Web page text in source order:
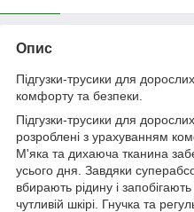
Опис
Підгузки-трусики для дорослих
комфорту та безпеки.
Підгузки-трусики для дорослих
розроблені з урахуванням
М'яка та дихаюча тканина
усього дня. Завдяки
вбирають рідину і
чутливій шкірі. Гнучка та